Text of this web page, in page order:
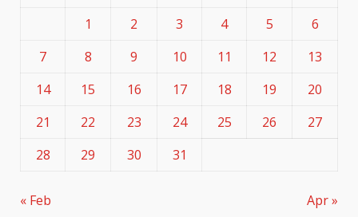
1
2 3 4 5
6
7
8 9 10 11 12
13
14
15 16 17 18 19
20
21
22 23 24 25 26
27
28
29 30 31
« Feb Apr »